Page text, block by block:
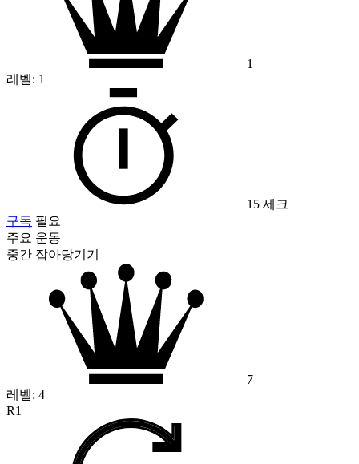
1
레벨: 1
15 세크
구독 필요
주요 운동
중간 잡아당기기
7
레벨: 4
R1